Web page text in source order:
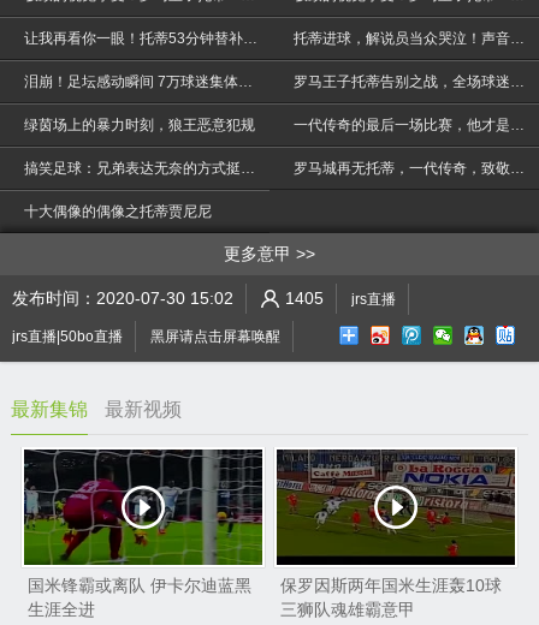
>
让我再看你一眼！托蒂53分钟替补萨拉赫出场 观众快哭了 托蒂进球，解说员当众哭泣！声音巨大抑制不住！
泪崩！足坛感动瞬间 7万球迷集体痛哭只为送别一代传奇托蒂 罗马王子托蒂告别之战，全场球迷已经泪崩
绿茵场上的暴力时刻，狼王恶意犯规 一代传奇的最后一场比赛，他才是整个意大利足坛的灵魂！
搞笑足球：兄弟表达无奈的方式挺有趣，侧卧在场地，真会玩 罗马城再无托蒂，一代传奇，致敬罗马王子《讲不出再见》
十大偶像的偶像之托蒂贾尼尼
更多意甲
发布时间：2020-07-30 15:02 1405 jrs直播
jrs直播|50bo直播 黑屏请点击屏幕唤醒
最新集锦 最新视频
国米锋霸或离队 伊卡尔迪蓝黑
生涯全进
保罗因斯两年国米生涯轰10球
三狮队魂雄霸意甲